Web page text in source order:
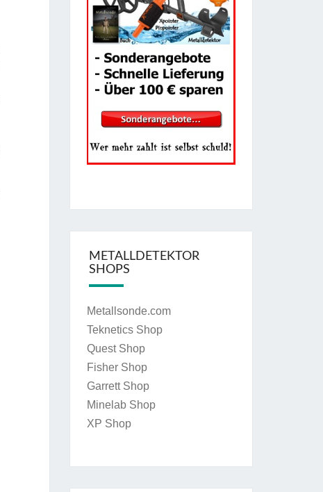
METALLDETEKTOR
SHOPS
Metallsonde.com
Teknetics Shop
Quest Shop
Fisher Shop
Garrett Shop
Minelab Shop
XP Shop